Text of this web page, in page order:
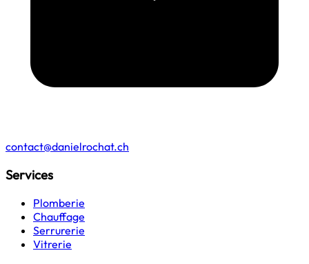
contact@danielrochat.ch
Services
Plomberie
Chauffage
Serrurerie
Vitrerie